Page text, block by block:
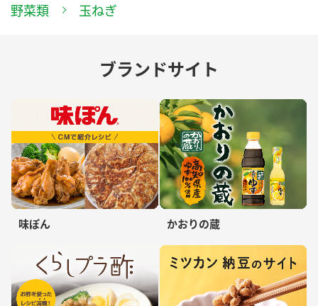
野菜類 玉ねぎ
ブランドサイト
味ぽん かおりの蔵